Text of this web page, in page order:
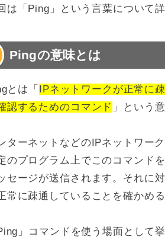
は「Ping」という言葉について
Pingの意味とは
とは「 IPネットワークが正常に
認するためのコマンド 」という
ターネットなどのIPネットワー
のプログラム上でこのコマンド
セージが送信されます。それに
常に疎通していることを確かめ
」コマンドを使う場面として